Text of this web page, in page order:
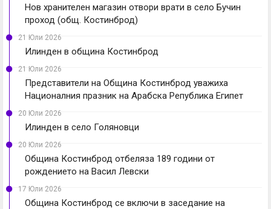
Нов хранителен магазин отвори врати в село Бучин
проход (общ. Костинброд)
21 Юли 2026
Илинден в община Костинброд
21 Юли 2026
Представители на Община Костинброд уважиха
Националния празник на Арабска Република Египет
20 Юли 2026
Илинден в село Голяновци
20 Юли 2026
Община Костинброд отбеляза 189 години от
рождението на Васил Левски
17 Юли 2026
Община Костинброд се включи в заседание на